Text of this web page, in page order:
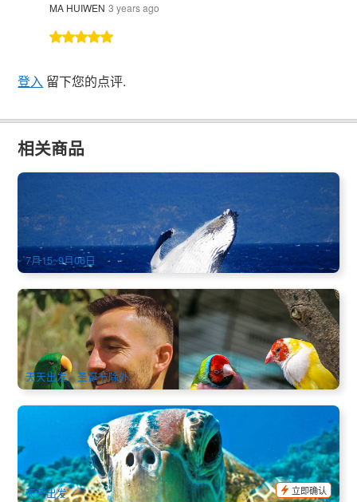
MA HUIWEN 3 years ago
登入 留下您的点评.
相关商品
298 已预订
AUD $ 155.00 $159.00
CNS03518
7月15~9月06日
雨林票券 | 库兰达小镇 鸟园票券
547 已预订
AUD $22.00 $24.00
CNS03358
天天出发，圣诞节除外
富兰克林 海龟岛(Frankland Island)大堡礁精华半日游 | 凯恩斯
297 已预订
AUD $180.00 $185.00
CNS03076
天天出发
立即确认